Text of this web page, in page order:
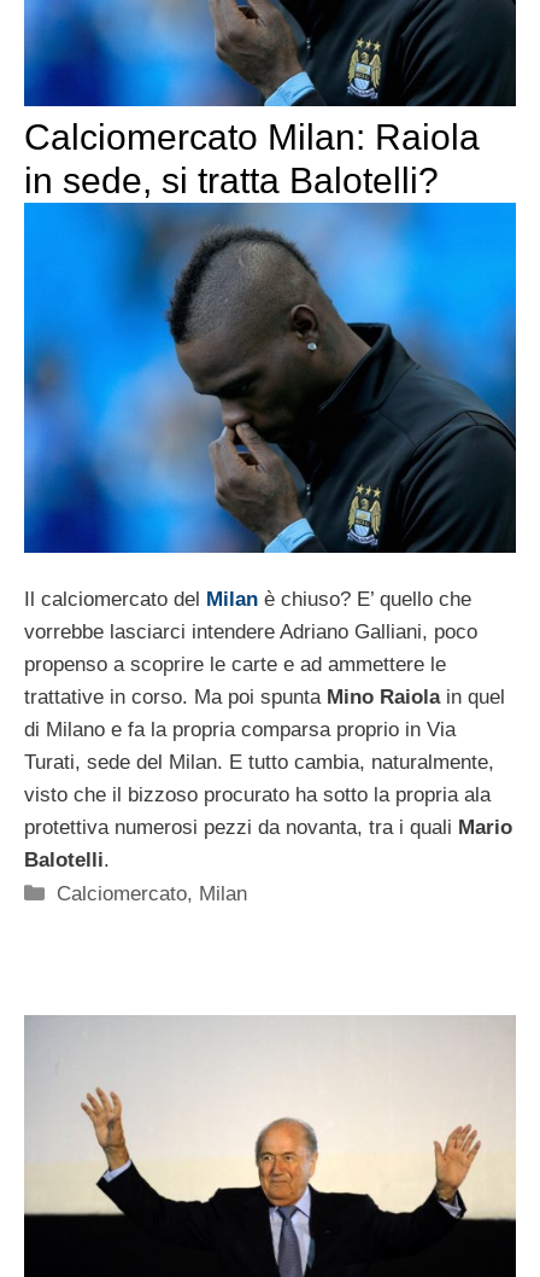
Calciomercato Milan: Raiola
in sede, si tratta Balotelli?
Il calciomercato del Milan è chiuso? E’ quello che
vorrebbe lasciarci intendere Adriano Galliani, poco
propenso a scoprire le carte e ad ammettere le
trattative in corso. Ma poi spunta Mino Raiolain quel
di Milano e fa la propria comparsa proprio in Via
Turati, sede del Milan. E tutto cambia, naturalmente,
visto che il bizzoso procurato ha sotto la propria ala
protettiva numerosi pezzi da novanta, tra i quali Mario
Balotelli.
Categorie
Calciomercato, Milan